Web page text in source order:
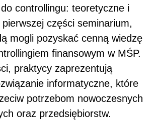
controllingu: teoretyczne i
części seminarium,
mogli pozyskać cenną wiedzę
finansowym w MŚP.
praktycy zaprezentują
informatyczne, które
potrzebom nowoczesnych
oraz przedsiębiorstw.